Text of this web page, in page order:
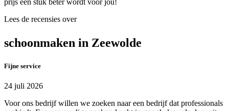
prijs een stuk beter wordt voor jou!
Lees de recensies over
schoonmaken in Zeewolde
Fijne service
24 juli 2026
Voor ons bedrijf willen we zoeken naar een bedrijf dat professionals